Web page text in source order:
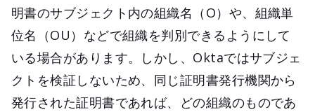
明書のサブジェクト内の組織名（O）や、組織単
位名（OU）などで組織を判別できるようにして
いる場合があります。しかし、Oktaではサブジェ
クトを検証しないため、同じ証明書発行機関から
発行された証明書であれば、どの組織のものであ